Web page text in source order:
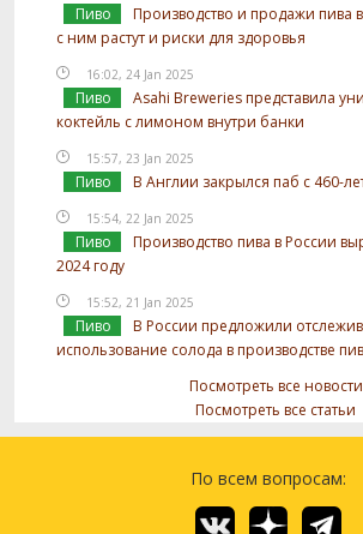
Пиво
Производство и продажи пива
с ним растут и риски для здоровья
16:02, 24 Jan 2025
Пиво
Asahi Breweries представила
коктейль с лимоном внутри банки
15:57, 23 Jan 2025
Пиво В Англии закрылся паб с 460-
15:54, 22 Jan 2025
Пиво
Производство пива в России
2024 году
15:52, 21 Jan 2025
Пиво
В России предложили
использование солода в производстве
Посмотреть все новости
Посмотреть все статьи
По всем вопросам: